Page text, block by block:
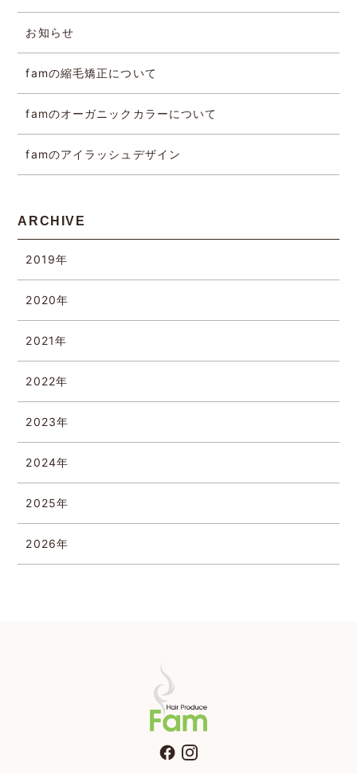
お知らせ
famの縮毛矯正について
famのオーガニックカラーについて
famのアイラッシュデザイン
ARCHIVE
2019年
2020年
2021年
2022年
2023年
2024年
2025年
2026年